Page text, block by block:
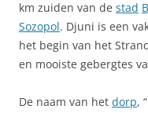
km zuiden van de stad
Sozopol. Djuni is een
het begin van het
en mooiste gebergtes
De naam van het dorp,